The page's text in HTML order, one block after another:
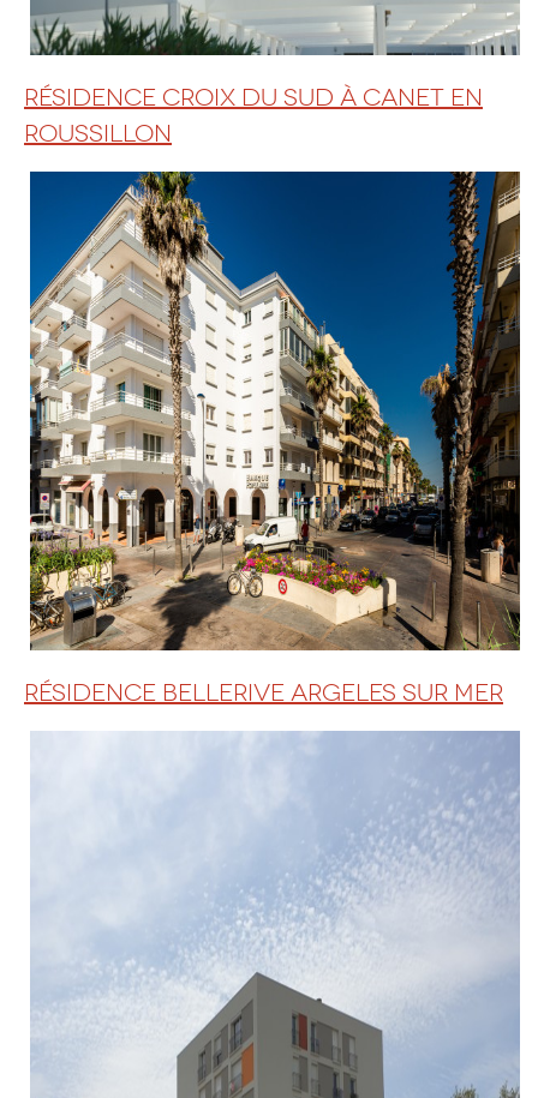
RÉSIDENCE CROIX DU SUD À CANET EN
ROUSSILLON
RÉSIDENCE BELLERIVE ARGELES SUR MER